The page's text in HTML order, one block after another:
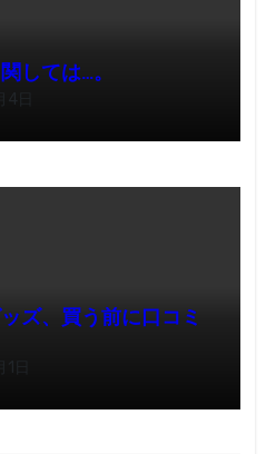
しては…。
日
ズ、買う前に口コミ
日